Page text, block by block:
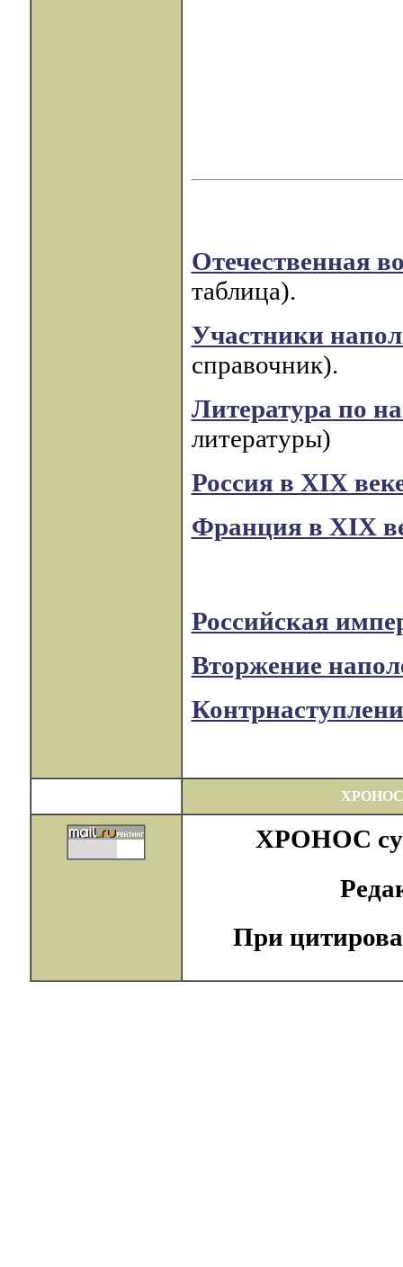
Отечественная
таблица).
Участники
справочник).
Литература по
литературы)
Россия в XIX
Франция в XIX
Российская
Вторжение
ХРОНОС
При